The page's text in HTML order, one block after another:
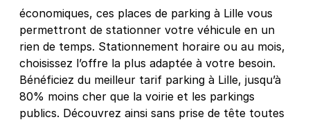
Lille - Lille Europe - Cimetière de
l'Est
166 rue de Prague
4,5(611 avis)
78 €/semaine (tarifs dégressifs)
Réserver
économiques, ces places de parking à Lille vous
permettront de stationner votre véhicule en un
rien de temps. Stationnement horaire ou au mois,
choisissez l’offre la plus adaptée à votre besoin.
Bénéficiez du meilleur tarif parking à Lille, jusqu’à
80% moins cher que la voirie et les parkings
publics. Découvrez ainsi sans prise de tête toutes